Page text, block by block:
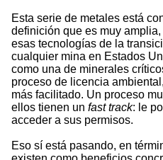
Esta serie de metales está
definición que es muy
esas tecnologías de la
cualquier mina en Estados
como una de minerales
proceso de licencia
más facilitado. Un proceso
ellos tienen un fast track: le
acceder a sus permisos.
Eso sí está pasando, en